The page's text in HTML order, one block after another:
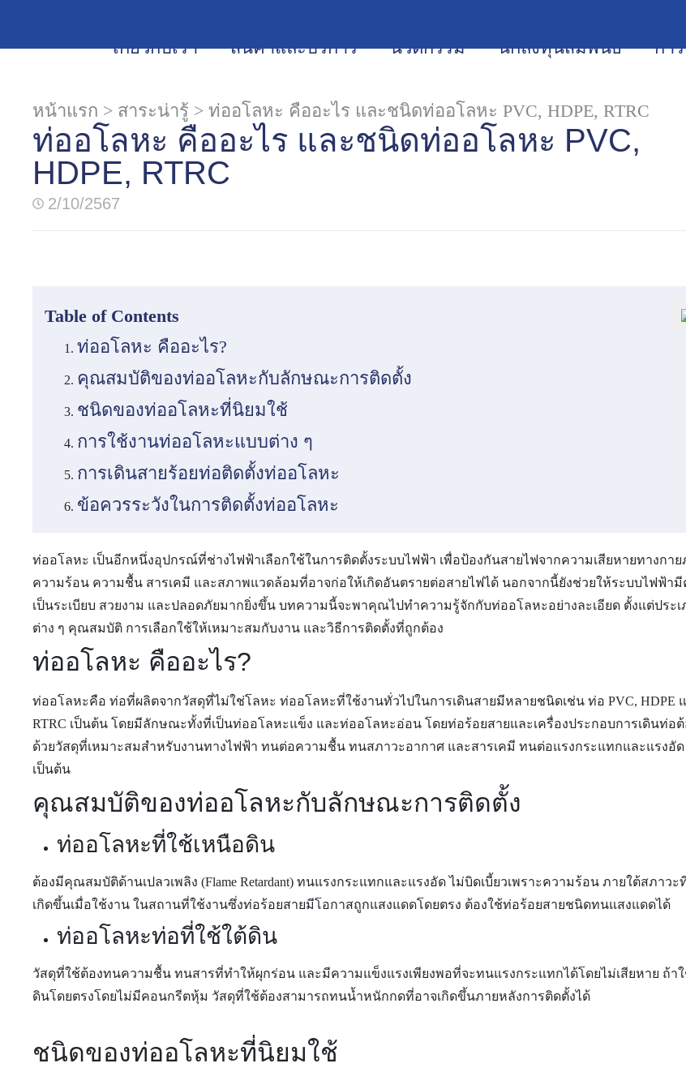
เกี่ยวกับเรา สินค้าและบริการ นวัตกรรม นักลงทุนสัมพันธ์ กา
หน้าแรก > สาระน่ารู้ > ท่ออโลหะ คืออะไร และชนิดท่ออโลหะ PVC, HDPE, RTRC
ท่ออโลหะ คืออะไร และชนิดท่ออโลหะ PVC,
HDPE, RTRC
2/10/2567
Table of Contents
ท่ออโลหะ คืออะไร?
คุณสมบัติของท่ออโลหะกับลักษณะการติดตั้ง
ชนิดของท่ออโลหะที่นิยมใช้
การใช้งานท่ออโลหะแบบต่าง ๆ
การเดินสายร้อยท่อติดตั้งท่ออโลหะ
ข้อควรระวังในการติดตั้งท่ออโลหะ
ท่ออโลหะ เป็นอีกหนึ่งอุปกรณ์ที่ช่างไฟฟ้าเลือกใช้ในการติดตั้งระบบไฟฟ้า เพื่อป้องกันสายไฟจากความเสียหายทางกาย
ความร้อน ความชื้น สารเคมี และสภาพแวดล้อมที่อาจก่อให้เกิดอันตรายต่อสายไฟได้ นอกจากนี้ยังช่วยให้ระบบไฟฟ้ามี
เป็นระเบียบ สวยงาม และปลอดภัยมากยิ่งขึ้น บทความนี้จะพาคุณไปทำความรู้จักกับท่ออโลหะอย่างละเอียด ตั้งแต่ประเ
ต่าง ๆ คุณสมบัติ การเลือกใช้ให้เหมาะสมกับงาน และวิธีการติดตั้งที่ถูกต้อง
ท่ออโลหะ คืออะไร?
ท่ออโลหะคือ ท่อที่ผลิตจากวัสดุที่ไม่ใช่โลหะ ท่ออโลหะที่ใช้งานทั่วไปในการเดินสายมีหลายชนิดเช่น ท่อ PVC, HDPE
RTRC เป็นต้น โดยมีลักษณะทั้งที่เป็นท่ออโลหะแข็ง และท่ออโลหะอ่อน โดยท่อร้อยสายและเครื่องประกอบการเดินท่อ
ด้วยวัสดุที่เหมาะสมสำหรับงานทางไฟฟ้า ทนต่อความชื้น ทนสภาวะอากาศ และสารเคมี ทนต่อแรงกระแทกและแรงอัด
เป็นต้น
คุณสมบัติของท่ออโลหะกับลักษณะการติดตั้ง
ท่ออโลหะที่ใช้เหนือดิน
ต้องมีคุณสมบัติด้านเปลวเพลิง (Flame Retardant) ทนแรงกระแทกและแรงอัด ไม่บิดเบี้ยวเพราะความร้อน ภายใต้สภาวะ
เกิดขึ้นเมื่อใช้งาน ในสถานที่ใช้งานซึ่งท่อร้อยสายมีโอกาสถูกแสงแดดโดยตรง ต้องใช้ท่อร้อยสายชนิดทนแสงแดดได้
ท่ออโลหะท่อที่ใช้ใต้ดิน
วัสดุที่ใช้ต้องทนความชื้น ทนสารที่ทำให้ผุกร่อน และมีความแข็งแรงเพียงพอที่จะทนแรงกระแทกได้โดยไม่เสียหาย ถ้าใ
ดินโดยตรงโดยไม่มีคอนกรีตหุ้ม วัสดุที่ใช้ต้องสามารถทนน้ำหนักกดที่อาจเกิดขึ้นภายหลังการติดตั้งได้
ชนิดของท่ออโลหะที่นิยมใช้